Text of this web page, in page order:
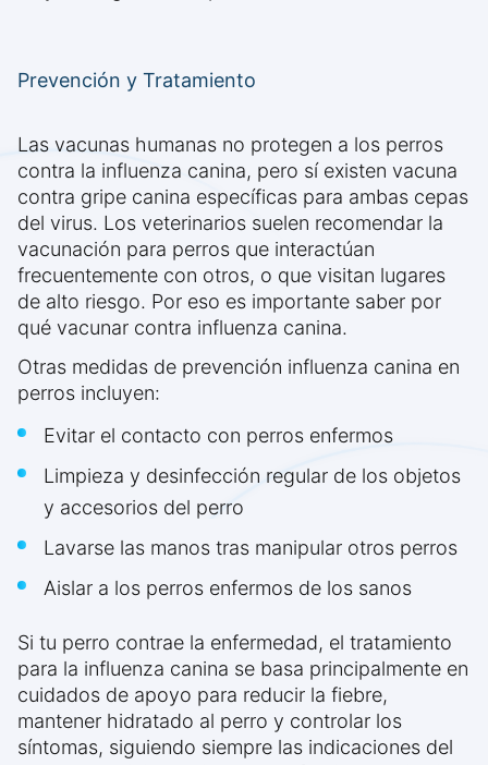
Prevención y Tratamiento
Las vacunas humanas no protegen a los perros
contra la influenza canina, pero sí existen vacuna
contra gripe canina específicas para ambas cepas
del virus. Los veterinarios suelen recomendar la
vacunación para perros que interactúan
frecuentemente con otros, o que visitan lugares
de alto riesgo. Por eso es importante saber por
qué vacunar contra influenza canina.
Otras medidas de prevención influenza canina en
perros incluyen:
Evitar el contacto con perros enfermos
Limpieza y desinfección regular de los objetos
y accesorios del perro
Lavarse las manos tras manipular otros perros
Aislar a los perros enfermos de los sanos
Si tu perro contrae la enfermedad, el tratamiento
para la influenza canina se basa principalmente en
cuidados de apoyo para reducir la fiebre,
mantener hidratado al perro y controlar los
síntomas, siguiendo siempre las indicaciones del